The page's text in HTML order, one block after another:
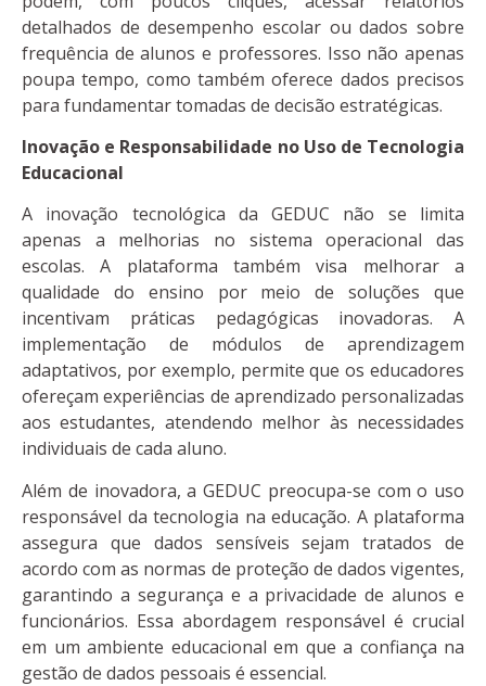
detalhados de desempenho escolar ou dados sobre
frequência de alunos e professores. Isso não apenas
poupa tempo, como também oferece dados precisos
para fundamentar tomadas de decisão estratégicas.
Inovação e Responsabilidade no Uso de Tecnologia
Educacional
A inovação tecnológica da GEDUC não se limita
apenas a melhorias no sistema operacional das
escolas. A plataforma também visa melhorar a
qualidade do ensino por meio de soluções que
incentivam práticas pedagógicas inovadoras. A
implementação de módulos de aprendizagem
adaptativos, por exemplo, permite que os educadores
ofereçam experiências de aprendizado personalizadas
aos estudantes, atendendo melhor às necessidades
individuais de cada aluno.
Além de inovadora, a GEDUC preocupa-se com o uso
responsável da tecnologia na educação. A plataforma
assegura que dados sensíveis sejam tratados de
acordo com as normas de proteção de dados vigentes,
garantindo a segurança e a privacidade de alunos e
funcionários. Essa abordagem responsável é crucial
em um ambiente educacional em que a confiança na
gestão de dados pessoais é essencial.